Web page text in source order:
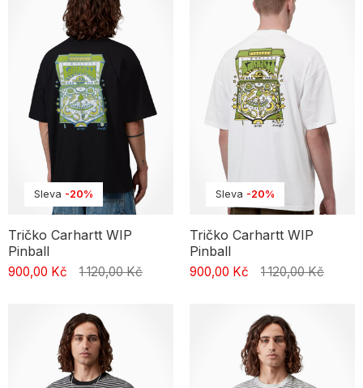
Sleva -20%
Tričko Carhartt WIP
Pinball
900,00 Kč 1 120,00 Kč
Sleva -20%
Tričko Carhartt WIP
Pinball
900,00 Kč 1 120,00 Kč